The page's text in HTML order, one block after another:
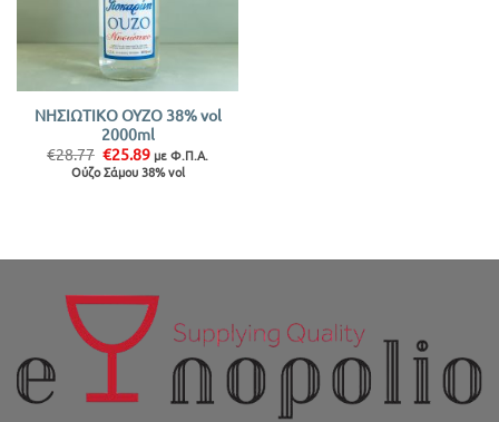
ΝΗΣΙΩΤΙΚΟ ΟΥΖΟ 38% vol
2000ml
€28.77 Original
price
was:
€25.89Η
τρέχουσα
τιμή
με Φ.Π.Α.
Ούζο Σάμου 38% vol